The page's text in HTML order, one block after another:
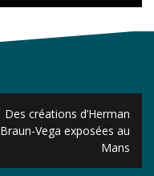
Des créations d’Herman
Braun-Vega exposées au
Mans